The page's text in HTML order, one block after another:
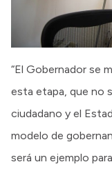
“El Gobernador se
esta etapa, que no
ciudadano y el
modelo de
será un ejemplo